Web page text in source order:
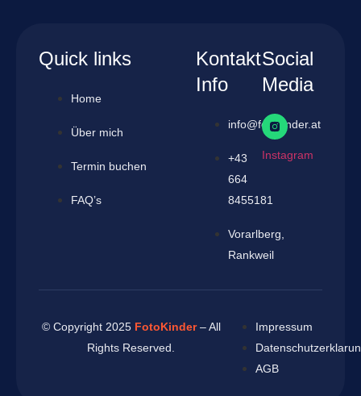
Quick links
Home
Über mich
Termin buchen
FAQ’s
Kontakt
Info
info@fotokinder.at
+43
664
8455181
Vorarlberg,
Rankweil
Social
Media
Instagram
© Copyright 2025 FotoKinder– All
Rights Reserved.
Impressum
AGB